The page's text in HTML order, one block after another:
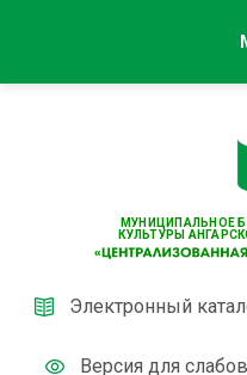
МУНИЦИПАЛЬНОЕ
КУЛЬТУРЫ
Электронный
Версия для